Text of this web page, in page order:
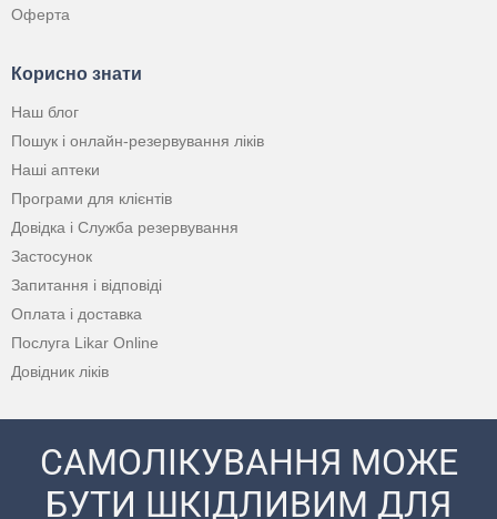
Оферта
Корисно знати
Наш блог
Пошук і онлайн-резервування ліків
Наші аптеки
Програми для клієнтів
Довідка і Служба резервування
Застосунок
Запитання і відповіді
Оплата і доставка
Послуга Likar Online
Довідник ліків
САМОЛІКУВАННЯ МОЖЕ
БУТИ ШКІДЛИВИМ ДЛЯ